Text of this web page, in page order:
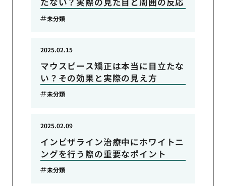
未分類
マウスピース矯正は本当に目立たな
い？その効果と実際の見え方
2025.02.15
未分類
インビザライン治療中にホワイトニ
ングを行う際の重要なポイント
2025.02.09
未分類